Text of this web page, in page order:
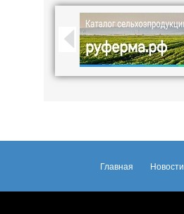
Главная Новости